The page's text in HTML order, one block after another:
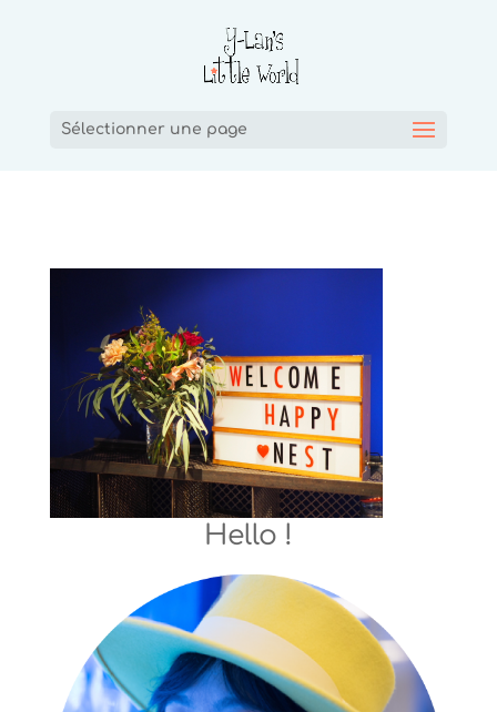
Sélectionner une page
Hello !